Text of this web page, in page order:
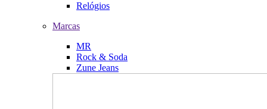
Relógios
Marcas
MR
Rock & Soda
Zune Jeans